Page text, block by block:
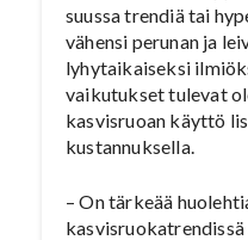
suussa trendiä tai
vähensi perunan ja
lyhytaikaiseksi
vaikutukset tulevat
kasvisruoan käyttö
kustannuksella.
– On tärkeää